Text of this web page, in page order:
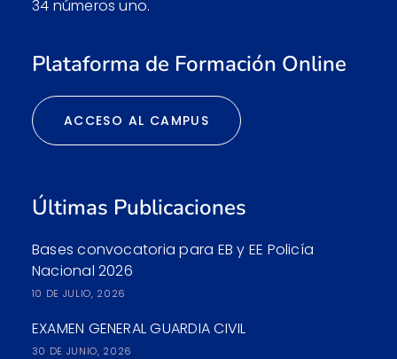
34 números uno.
Plataforma de Formación Online
ACCESO AL CAMPUS
Últimas Publicaciones
Bases convocatoria para EB y EE Policía
Nacional 2026
10 DE JULIO, 2026
EXAMEN GENERAL GUARDIA CIVIL
30 DE JUNIO, 2026